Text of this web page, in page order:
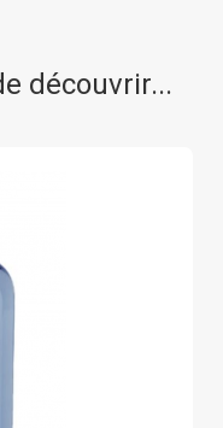
découvrir...